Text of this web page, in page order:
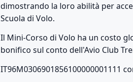
dimostrando la loro abilità per
Scuola di Volo.
Il Mini-Corso di Volo ha un costo
bonifico sul conto dell'Avio Club
IT96M0306901856100000001111